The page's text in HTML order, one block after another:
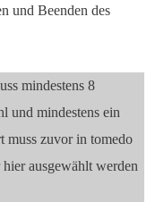
und Beenden des
mindestens 8
und mindestens ein
muss zuvor in tomedo
ausgewählt werden